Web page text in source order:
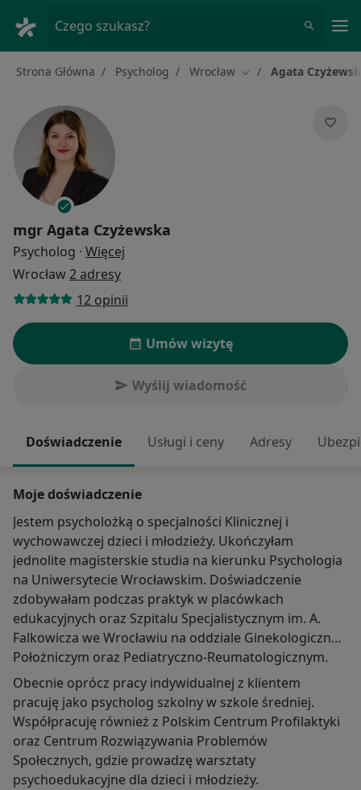
Czego szukasz?
Strona Główna Psycholog Wrocław Zmień miasto
Agata
mgr Agata Czyżewska
Psycholog · Więcej
Wrocław2 adresy
12 opinii
Umów wizytę
Wyślij wiadomość
Doświadczenie Usługi i ceny Adresy
Moje doświadczenie
Jestem psycholożką o specjalności Klinicznej i
wychowawczej dzieci i młodzieży. Ukończyłam
jednolite magisterskie studia na kierunku Psychologia
na Uniwersytecie Wrocławskim. Doświadczenie
zdobywałam podczas praktyk w placówkach
edukacyjnych oraz Szpitalu Specjalistycznym im. A.
Falkowicza we Wrocławiu na oddziale Ginekologiczno-
Położniczym oraz Pediatryczno-Reumatologicznym.
Obecnie oprócz pracy indywidualnej z klientem
pracuję jako psycholog szkolny w szkole średniej.
Współpracuję również z Polskim Centrum Profilaktyki
oraz Centrum Rozwiązywania Problemów
Społecznych, gdzie prowadzę warsztaty
psychoedukacyjne dla dzieci i młodzieży.